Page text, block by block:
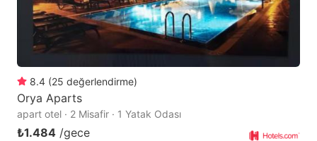
8.4 (25 değerlendirme)
Orya Aparts
apart otel · 2 Misafir · 1 Yatak Odası
₺1.484 /gece